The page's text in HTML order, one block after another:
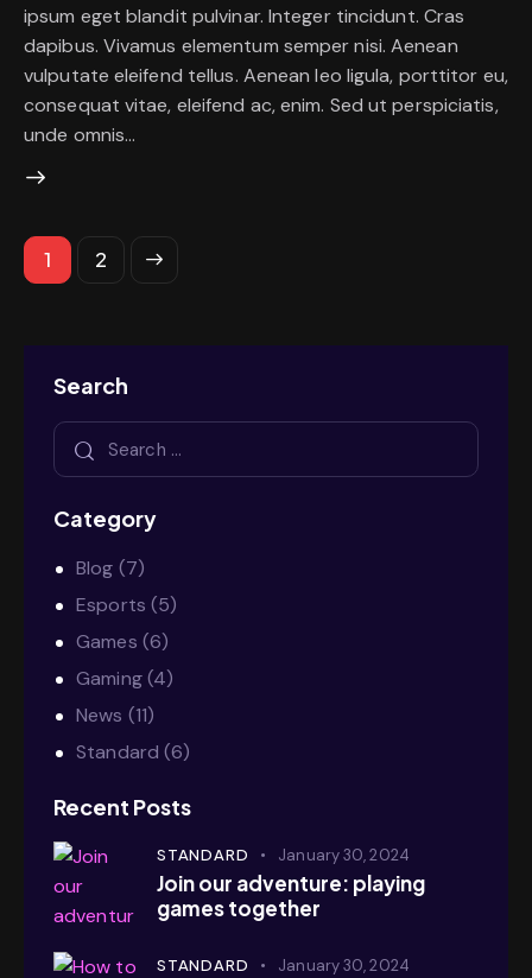
ipsum eget blandit pulvinar. Integer tincidunt. Cras
dapibus. Vivamus elementum semper nisi. Aenean
vulputate eleifend tellus. Aenean leo ligula, porttitor eu,
consequat vitae, eleifend ac, enim. Sed ut perspiciatis,
unde omnis…
1 2
Search
Category
Blog (7)
Esports (5)
Games (6)
Gaming(4)
News (11)
Standard (6)
Recent Posts
STANDARD January 30, 2024
Join our adventure: playing
games together
STANDARD January 30, 2024